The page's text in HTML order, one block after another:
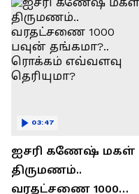
ஐசரி கணேஷ் மகள்
திருமணம்..
வரதட்சணை 1000
03:47